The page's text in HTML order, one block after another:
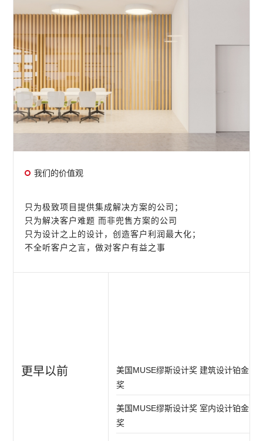
我们的价值观
只为极致项目提供集成解决方案的公司；
只为解决客户难题 而非兜售方案的公司
只为设计之上的设计，创造客户利润最大化；
不全听客户之言，做对客户有益之事
更早以前
美国MUSE缪斯设计奖 建筑设计铂金
奖
美国MUSE缪斯设计奖 室内设计铂金
奖